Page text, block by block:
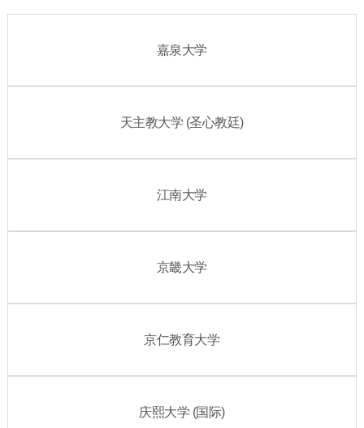
嘉泉大学
天主教大学 (圣心教廷)
江南大学
京畿大学
京仁教育大学
庆熙大学 (国际)